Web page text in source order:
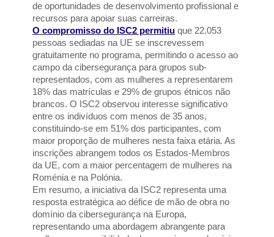
de oportunidades de desenvolvimento profissional e
recursos para apoiar suas carreiras.
O compromisso do ISC2 permitiu que 22.053
pessoas sediadas na UE se inscrevessem
gratuitamente no programa, permitindo o acesso ao
campo da cibersegurança para grupos sub-
representados, com as mulheres a representarem
18% das matrículas e 29% de grupos étnicos não
brancos. O ISC2 observou interesse significativo
entre os indivíduos com menos de 35 anos,
constituindo-se em 51% dos participantes, com
maior proporção de mulheres nesta faixa etária. As
inscrições abrangem todos os Estados-Membros
da UE, com a maior percentagem de mulheres na
Roménia e na Polónia.
Em resumo, a iniciativa da ISC2 representa uma
resposta estratégica ao défice de mão de obra no
domínio da cibersegurança na Europa,
representando uma abordagem abrangente para